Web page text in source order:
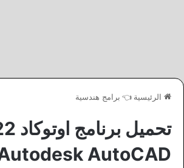
الرئيسية 👈 برامج هندسية
تحميل